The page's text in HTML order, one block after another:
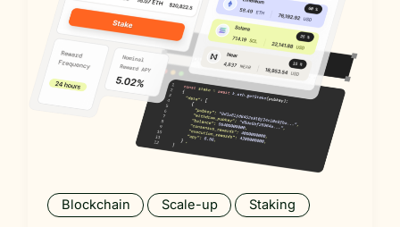
Blockchain Scale-up Staking